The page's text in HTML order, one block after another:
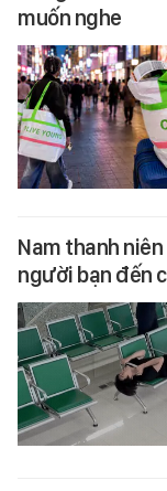
muốn nghe
Nam thanh
người bạn đến